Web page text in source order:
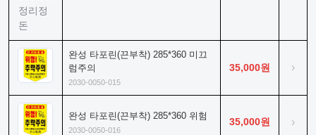
완성 타포린(끈부착) 285*360 미끄
럼주의
2030-0050-015
35,000원 ›
완성 타포린(끈부착) 285*360 위험
2030-0050-016
35,000원 ›